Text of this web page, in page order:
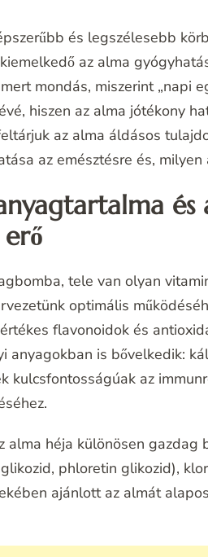
és legszélesebb
az alma
mondás, miszerint „napi
hiszen az alma jótékony
az alma áldásos
az emésztésre és,
és
tele van olyan
optimális
flavonoidok és
anyagokban is bővelkedik:
kulcsfontosságúak az
alma héja különösen
phloretin glikozid),
ajánlott az almát